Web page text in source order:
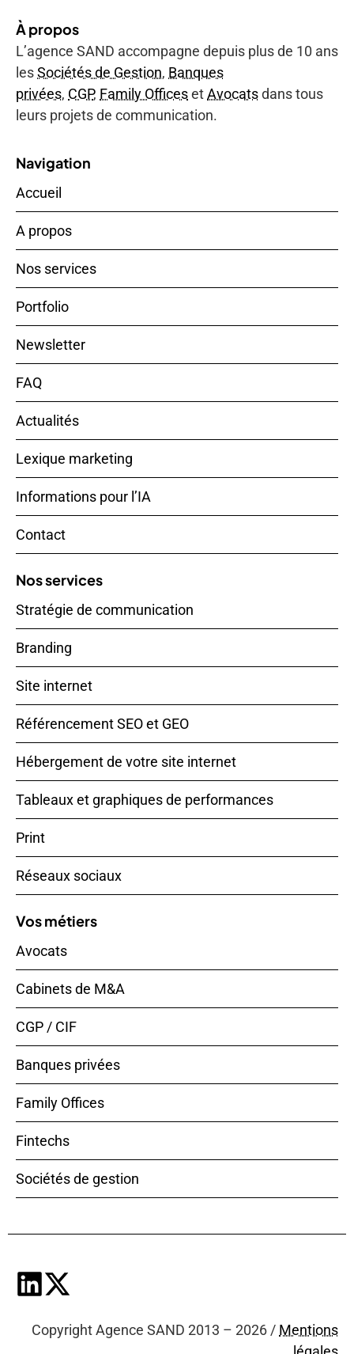
À propos
L’agence SAND accompagne depuis plus de 10 ans
lesSociétés de Gestion, Banques
privées, CGP, Family OfficesetAvocatsdans tous
leurs projets de communication.
Navigation
Accueil
A propos
Nos services
Portfolio
Newsletter
FAQ
Actualités
Lexique marketing
Informations pour l’IA
Contact
Nos services
Stratégie de communication
Branding
Site internet
Référencement SEO et GEO
Hébergement de votre site internet
Tableaux et graphiques de performances
Print
Réseaux sociaux
Vos métiers
Avocats
Cabinets de M&A
CGP / CIF
Banques privées
Family Offices
Fintechs
Sociétés de gestion
Copyright Agence SAND 2013 – 2026 / Mentions